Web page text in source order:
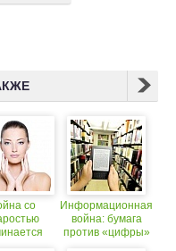
со
Информационная
война: бумага
против «цифры»